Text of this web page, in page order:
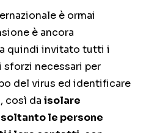
è ormai
è ancora
quindi invitato tutti i
necessari per
del virus ed identificare
così da isolare
le persone